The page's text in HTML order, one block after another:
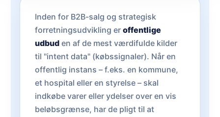
Inden for B2B-salg og strategisk
forretningsudvikling er offentlige
udbud en af de mest værdifulde kilder
til "intent data" (købssignaler). Når en
offentlig instans – f.eks. en kommune,
et hospital eller en styrelse – skal
indkøbe varer eller ydelser over en vis
beløbsgrænse, har de pligt til at